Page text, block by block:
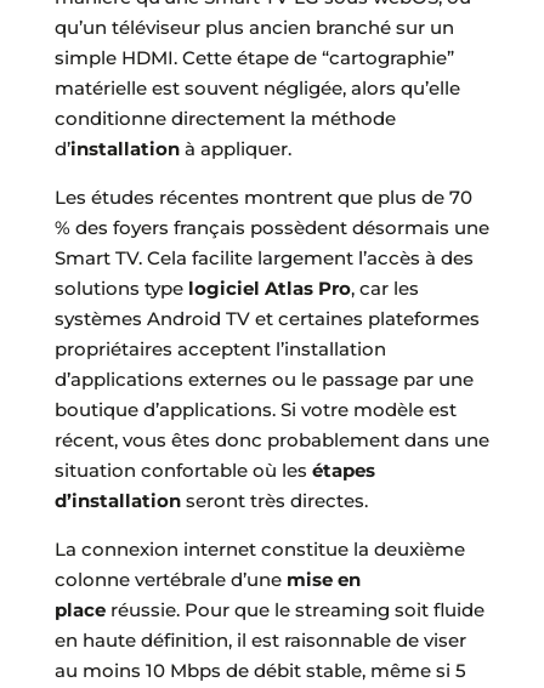
qu’un téléviseur plus ancien branché sur un
simple HDMI. Cette étape de “cartographie”
matérielle est souvent négligée, alors qu’elle
conditionne directement la méthode
d’installationà appliquer.
Les études récentes montrent que plus de 70
% des foyers français possèdent désormais une
Smart TV. Cela facilite largement l’accès à des
solutions type logiciel Atlas Pro, car les
systèmes Android TV et certaines plateformes
propriétaires acceptent l’installation
d’applications externes ou le passage par une
boutique d’applications. Si votre modèle est
récent, vous êtes donc probablement dans une
situation confortable où les étapes
d’installationseront très directes.
La connexion internet constitue la deuxième
colonne vertébrale d’une mise en
placeréussie. Pour que le streaming soit fluide
en haute définition, il est raisonnable de viser
au moins 10 Mbps de débit stable, même si 5